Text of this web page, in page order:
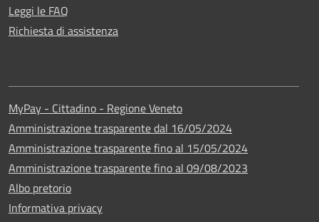
Leggi le FAQ
Richiesta di assistenza
MyPay - Cittadino - Regione Veneto
Amministrazione trasparente dal 16/05/2024
Amministrazione trasparente fino al 15/05/2024
Amministrazione trasparente fino al 09/08/2023
Albo pretorio
Informativa privacy